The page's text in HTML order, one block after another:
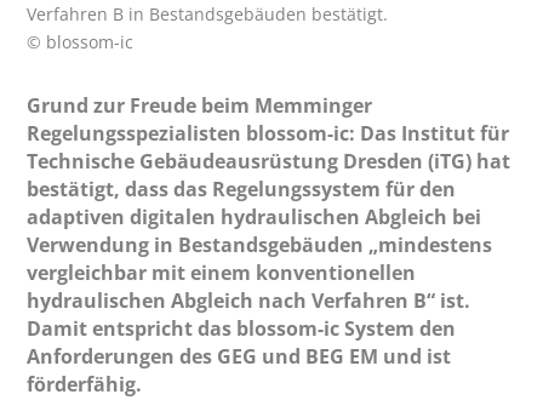
Verfahren B in Bestandsgebäuden bestätigt.
© blossom-ic
Grund zur Freude beim Memminger
Regelungsspezialisten blossom-ic: Das Institut für
Technische Gebäudeausrüstung Dresden (iTG) hat
bestätigt, dass das Regelungssystem für den
adaptiven digitalen hydraulischen Abgleich bei
Verwendung in Bestandsgebäuden „mindestens
vergleichbar mit einem konventionellen
hydraulischen Abgleich nach Verfahren B“ ist.
Damit entspricht das blossom-ic System den
Anforderungen des GEG und BEG EM und ist
förderfähig.